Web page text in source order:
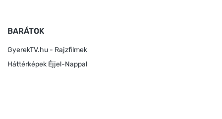
BARÁTOK
GyerekTV.hu - Rajzfilmek
Háttérképek Éjjel-Nappal